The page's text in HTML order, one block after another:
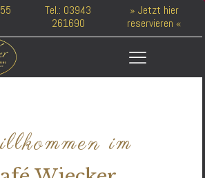
Tel.: 03943
261690
» Jetzt hier
reservieren «
im